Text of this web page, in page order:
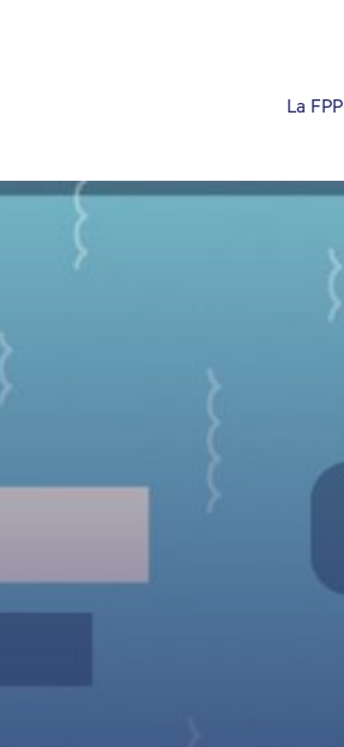
La FPP